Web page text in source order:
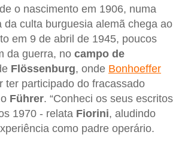
o nascimento em 1906, numa
da culta burguesia alemã chega ao
em 9 de abril de 1945, poucos
da guerra, no campo de
Flössenburg, onde Bonhoeffer
ter participado do fracassado
Führer. “Conheci os seus escritos
1970 - relata Fiorini, aludindo
como padre operário.